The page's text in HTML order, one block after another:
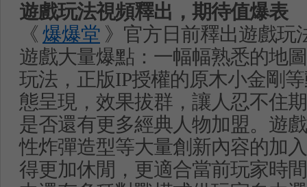
遊戲玩法視頻釋出，期待值爆表
《 爆爆堂 》官方日前釋出遊戲玩
遊戲大量爆點：一幅幅熟悉的地
玩法，正版IP授權的原木小金剛
態呈現，效果拔群，讓人忍不住
是否還有更多經典人物加盟。遊
性炸彈造型等大量創新內容的加
得更加休閒，更適合當前玩家時